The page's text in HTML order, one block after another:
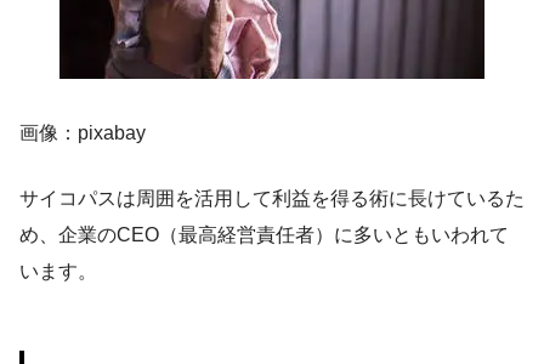
画像：pixabay
サイコパスは周囲を活用して利益を得る術に長けているた
め、企業のCEO（最高経営責任者）に多いともいわれて
います。